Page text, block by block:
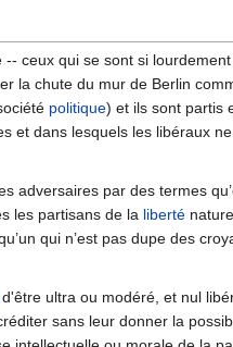
ceux qui se sont si
la chute du mur de Berlin
politique) et ils sont partis
et dans lesquels les libéraux
adversaires par des termes
les partisans de la liberté
qui n’est pas dupe des
d'être ultra ou modéré, et nul
sans leur donner la